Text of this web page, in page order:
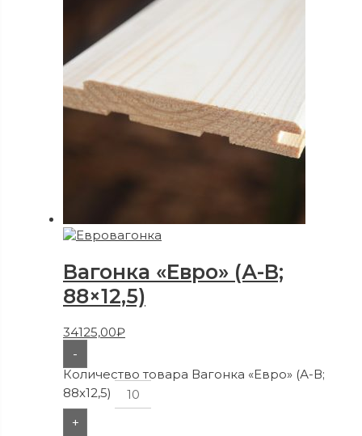
Вагонка «Евро» (А-В;
88×12,5)
34125,00₽
-
Количество товара Вагонка «Евро» (А-В;
88x12,5)
+